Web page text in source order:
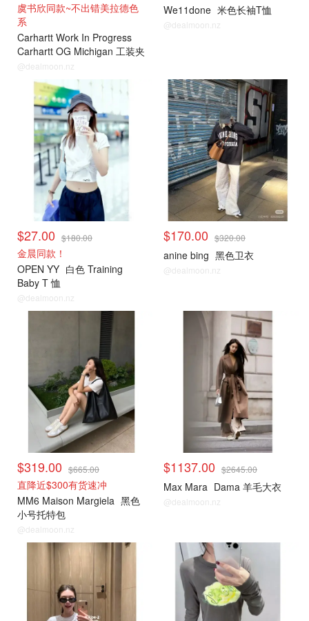
虞书欣同款~不出错美拉德色
系
Carhartt Work In Progress
Carhartt OG Michigan 工装夹
克 棕色
@dealmoon.nz
We11done 米色长袖T恤
@dealmoon.nz
小编推荐
$27.00 $180.00
金晨同款！
OPEN YY 白色 Training
Baby T 恤
@dealmoon.nz
小编推荐
$170.00 $320.00
anine bing 黑色卫衣
@dealmoon.nz
$319.00 $665.00
直降近$300有货速冲
MM6 Maison Margiela 黑色
小号托特包
@dealmoon.nz
$1137.00 $2645.00
Max Mara Dama 羊毛大衣
@dealmoon.nz
小编推荐